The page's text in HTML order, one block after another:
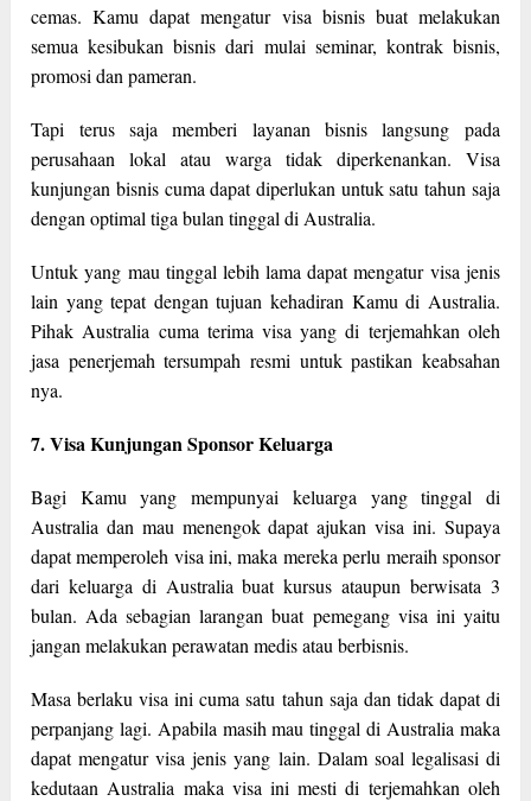
cemas. Kamu dapat mengatur visa bisnis buat melakukan
semua kesibukan bisnis dari mulai seminar, kontrak bisnis,
promosi dan pameran.
Tapi terus saja memberi layanan bisnis langsung pada
perusahaan lokal atau warga tidak diperkenankan. Visa
kunjungan bisnis cuma dapat diperlukan untuk satu tahun saja
dengan optimal tiga bulan tinggal di Australia.
Untuk yang mau tinggal lebih lama dapat mengatur visa jenis
lain yang tepat dengan tujuan kehadiran Kamu di Australia.
Pihak Australia cuma terima visa yang di terjemahkan oleh
jasa penerjemah tersumpah resmi untuk pastikan keabsahan
nya.
7. Visa Kunjungan Sponsor Keluarga
Bagi Kamu yang mempunyai keluarga yang tinggal di
Australia dan mau menengok dapat ajukan visa ini. Supaya
dapat memperoleh visa ini, maka mereka perlu meraih sponsor
dari keluarga di Australia buat kursus ataupun berwisata 3
bulan. Ada sebagian larangan buat pemegang visa ini yaitu
jangan melakukan perawatan medis atau berbisnis.
Masa berlaku visa ini cuma satu tahun saja dan tidak dapat di
perpanjang lagi. Apabila masih mau tinggal di Australia maka
dapat mengatur visa jenis yang lain. Dalam soal legalisasi di
kedutaan Australia maka visa ini mesti di terjemahkan oleh